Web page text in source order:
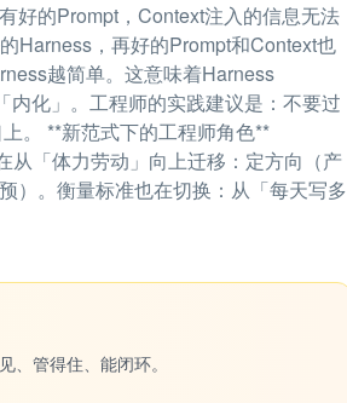
好的Prompt，Context注入的信息无法
Harness，再好的Prompt和Context也
越简单。这意味着Harness
化」。工程师的实践建议是：不要过
。 **新范式下的工程师角色**
「体力劳动」向上迁移：定方向（产
）。衡量标准也在切换：从「每天写多
、管得住、能闭环。